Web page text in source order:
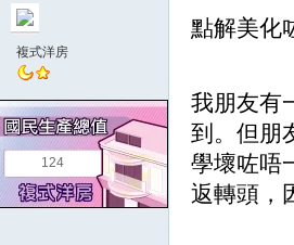
複式洋房
124
點解美化
我朋友有
到。但朋
學壞咗唔
返轉頭，